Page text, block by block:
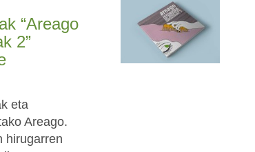
“Areago
2”
eta
Areago.
hirugarren